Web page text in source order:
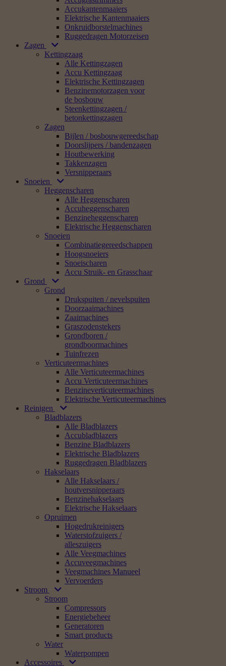
Accukantenmaaiers
Elektrische Kantenmaaiers
Onkruidborstelmachines
Ruggedragen Motorzeisen
Zagen
Kettingzaag
Alle Kettingzagen
Accu Kettingzaag
Elektrische Kettingzagen
Benzinemotorzagen voor
de bosbouw
Steenkettingzagen /
betonkettingzagen
Zagen
Bijlen / bosbouwgereedschap
Doorslijpers / bandenzagen
Houtbewerking
Takkenzagen
Versnipperaars
Snoeien
Heggenscharen
Alle Heggenscharen
Accuheggenscharen
Benzineheggenscharen
Elektrische Heggenscharen
Snoeien
Combinatiegereedschappen
Hoogsnoeiers
Snoeischaren
Accu Struik- en Grasschaar
Grond
Grond
Drukspuiten / nevelspuiten
Doorzaaimachines
Zaaimachines
Graszodenstekers
Grondboren /
grondboormachines
Tuinfrezen
Verticuteermachines
Alle Verticuteermachines
Accu Verticuteermachines
Benzineverticuteermachines
Elektrische Verticuteermachines
Reinigen
Bladblazers
Alle Bladblazers
Accubladblazers
Benzine Bladblazers
Elektrische Bladblazers
Ruggedragen Bladblazers
Hakselaars
Alle Hakselaars /
houtversnipperaars
Benzinehakselaars
Elektrische Hakselaars
Opruimen
Hogedrukreinigers
Waterstofzuigers /
alleszuigers
Alle Veegmachines
Accuveegmachines
Veegmachines Manueel
Vervoerders
Stroom
Stroom
Compressors
Energiebeheer
Generatoren
Smart products
Water
Waterpompen
Accessoires